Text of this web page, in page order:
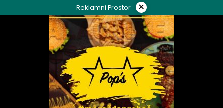
to
Reklamni Prostor ×